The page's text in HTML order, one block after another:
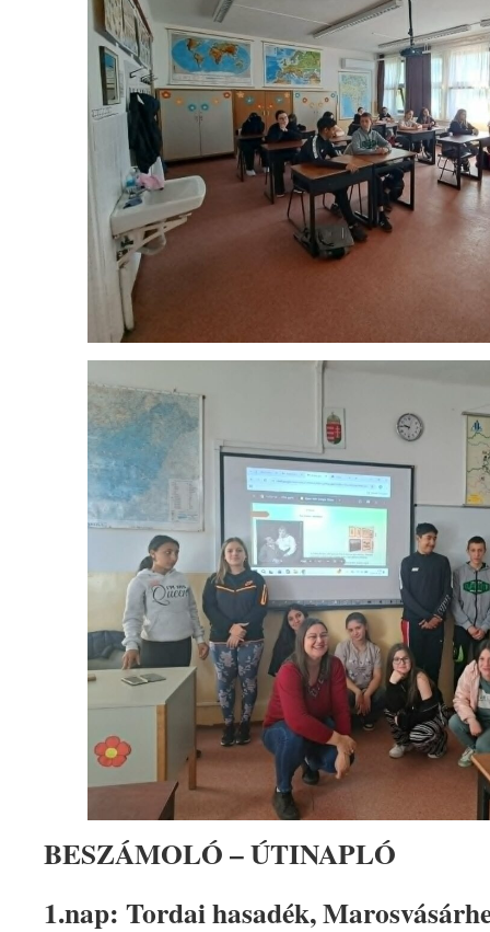
BESZÁMOLÓ – ÚTINAPLÓ
1.nap: Tordai hasadék,